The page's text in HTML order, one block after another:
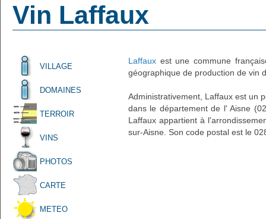
Vin Laffaux
VILLAGE
DOMAINES
TERROIR
VINS
PHOTOS
CARTE
METEO
Laffaux est une commune
géographique de production de vin
Administrativement, Laffaux est un
dans le département de l' Aisne
Laffaux appartient à
sur-Aisne. Son code postal est le